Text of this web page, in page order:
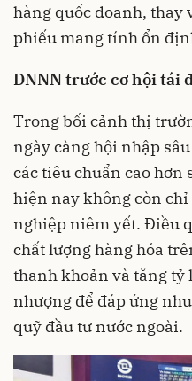
hàng quốc doanh, thay
phiếu mang tính ổn
DNNN trước cơ hội tái
Trong bối cảnh thị
ngày càng hội nhập
các tiêu chuẩn cao hơn
hiện nay không còn
nghiệp niêm yết. Điều
chất lượng hàng hóa
thanh khoản và tăng tỷ
nhượng để đáp ứng
quỹ đầu tư nước ngoài.